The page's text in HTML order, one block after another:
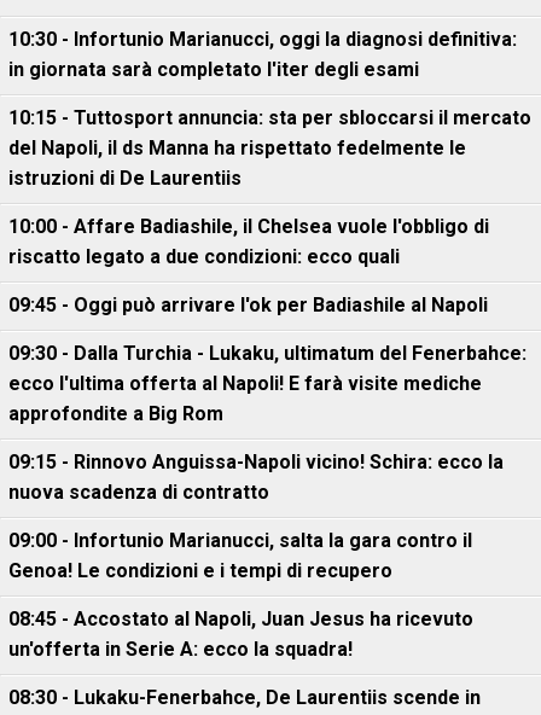
10:30 - Infortunio Marianucci, oggi la diagnosi definitiva:
in giornata sarà completato l'iter degli esami
10:15 - Tuttosport annuncia: sta per sbloccarsi il mercato
del Napoli, il ds Manna ha rispettato fedelmente le
istruzioni di De Laurentiis
10:00 - Affare Badiashile, il Chelsea vuole l'obbligo di
riscatto legato a due condizioni: ecco quali
09:45 - Oggi può arrivare l'ok per Badiashile al Napoli
09:30 - Dalla Turchia - Lukaku, ultimatum del Fenerbahce:
ecco l'ultima offerta al Napoli! E farà visite mediche
approfondite a Big Rom
09:15 - Rinnovo Anguissa-Napoli vicino! Schira: ecco la
nuova scadenza di contratto
09:00 - Infortunio Marianucci, salta la gara contro il
Genoa! Le condizioni e i tempi di recupero
08:45 - Accostato al Napoli, Juan Jesus ha ricevuto
un'offerta in Serie A: ecco la squadra!
08:30 - Lukaku-Fenerbahce, De Laurentiis scende in